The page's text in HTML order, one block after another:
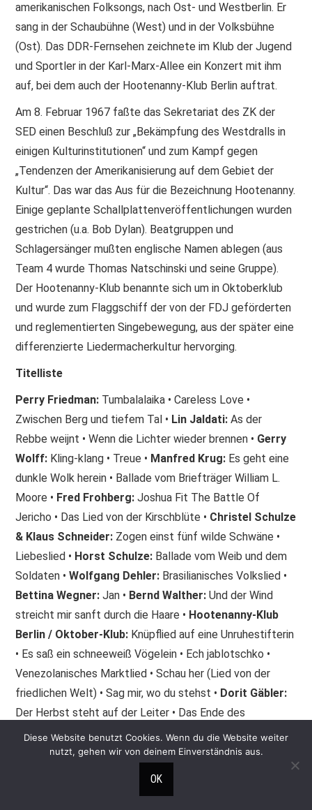
amerikanischen Folksongs, nach Ost- und Westberlin. Er
sang in der Schaubühne (West) und in der Volksbühne
(Ost). Das DDR-Fernsehen zeichnete im Klub der Jugend
und Sportler in der Karl-Marx-Allee ein Konzert mit ihm
auf, bei dem auch der Hootenanny-Klub Berlin auftrat.
Am 8. Februar 1967 faßte das Sekretariat des ZK der
SED einen Beschluß zur „Bekämpfung des Westdralls in
einigen Kulturinstitutionen“ und zum Kampf gegen
„Tendenzen der Amerikanisierung auf dem Gebiet der
Kultur“. Das war das Aus für die Bezeichnung Hootenanny.
Einige geplante Schallplattenveröffentlichungen wurden
gestrichen (u.a. Bob Dylan). Beatgruppen und
Schlagersänger mußten englische Namen ablegen (aus
Team 4 wurde Thomas Natschinski und seine Gruppe).
Der Hootenanny-Klub benannte sich um in Oktoberklub
und wurde zum Flaggschiff der von der FDJ geförderten
und reglementierten Singebewegung, aus der später eine
differenzierte Liedermacherkultur hervorging.
Titelliste
Perry Friedman: Tumbalalaika • Careless Love •
Zwischen Berg und tiefem Tal • Lin Jaldati: As der
Rebbe weijnt • Wenn die Lichter wieder brennen • Gerry
Wolff: Kling-klang • Treue • Manfred Krug: Es geht eine
dunkle Wolk herein • Ballade vom Briefträger William L.
Moore • Fred Frohberg: Joshua Fit The Battle Of
Jericho • Das Lied von der Kirschblüte • Christel Schulze
& Klaus Schneider: Zogen einst fünf wilde Schwäne •
Liebeslied • Horst Schulze: Ballade vom Weib und dem
Soldaten •Wolfgang Dehler: Brasilianisches Volkslied •
Bettina Wegner: Jan • Bernd Walther: Und der Wind
streicht mir sanft durch die Haare • Hootenanny-Klub
Berlin / Oktober-Klub: Knüpflied auf eine Unruhestifterin
• Es saß ein schneeweiß Vögelein • Ech jablotschko •
Venezolanisches Marktlied • Schau her (Lied von der
friedlichen Welt) • Sag mir, wo du stehst • Dorit Gäbler:
Der Herbst steht auf der Leiter • Das Ende des
Osterhasen •
Kurt Demmler: Davon, was diesem und
jenem Mädchen beim Wäscheaufhängen passieren kann •
Pas de deux im Zwiebelmond • Zart soll es bleiben •
Diese Website benutzt Cookies. Wenn du die Website weiter
nutzt, gehen wir von deinem Einverständnis aus.
OK